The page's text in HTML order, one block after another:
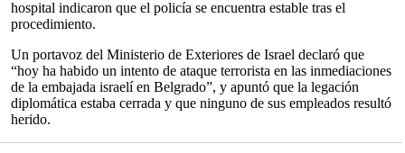
hospital indicaron que el policía se encuentra estable tras el
procedimiento.
Un portavoz del Ministerio de Exteriores de Israel declaró que
“hoy ha habido un intento de ataque terrorista en las inmediaciones
de la embajada israelí en Belgrado”, y apuntó que la legación
diplomática estaba cerrada y que ninguno de sus empleados resultó
herido.